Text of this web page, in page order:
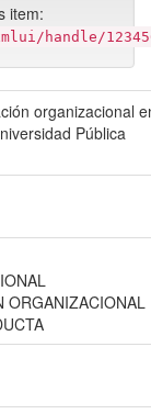
item:
handle/
organizacional
Pública
ORGANIZACIONAL